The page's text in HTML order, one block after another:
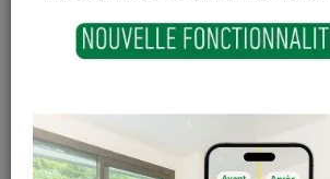
Contactez Diffusion Menuiserie pour
Les teintes, nuances et veinages des
varier par rapport au produit réel